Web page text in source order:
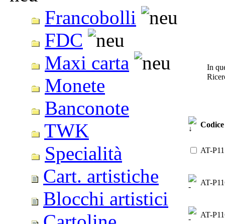
Francobolli
FDC
Maxi carta
Monete
Banconote
TWK
Specialità
Cart. artistiche
Blocchi artistici
In
Codice
AT-
AT-
AT-